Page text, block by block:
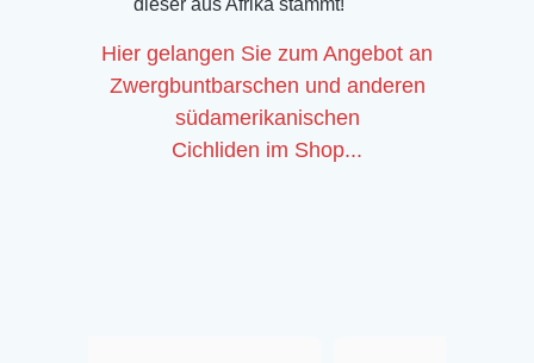
dieser aus Afrika stammt!
Hier gelangen Sie zum Angebot an
Zwergbuntbarschen und anderen
südamerikanischen
Cichliden im Shop...